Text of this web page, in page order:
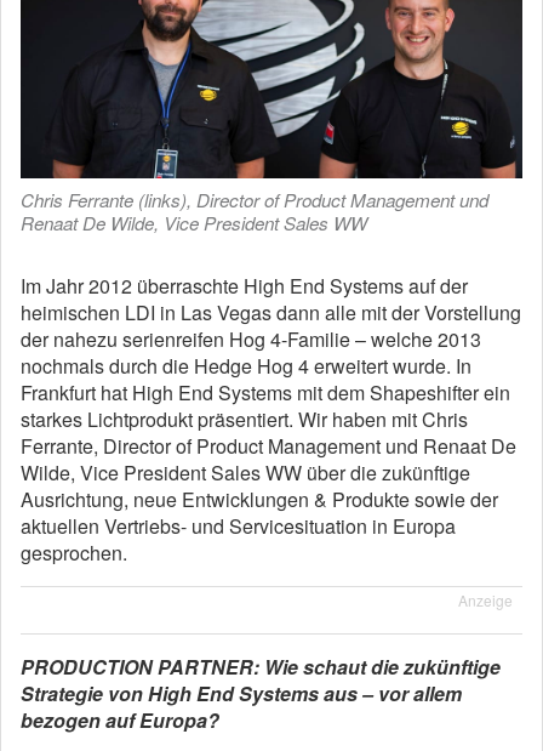
Chris Ferrante (links), Director of Product Management und
Renaat De Wilde, Vice President Sales WW
Im Jahr 2012 überraschte High End Systems auf der
heimischen LDI in Las Vegas dann alle mit der Vorstellung
der nahezu serienreifen Hog 4-Familie – welche 2013
nochmals durch die Hedge Hog 4 erweitert wurde. In
Frankfurt hat High End Systems mit dem Shapeshifter ein
starkes Lichtprodukt präsentiert. Wir haben mit Chris
Ferrante, Director of Product Management und Renaat De
Wilde, Vice President Sales WW über die zukünftige
Ausrichtung, neue Entwicklungen & Produkte sowie der
aktuellen Vertriebs- und Servicesituation in Europa
gesprochen.
Anzeige
PRODUCTION PARTNER: Wie schaut die zukünftige
Strategie von High End Systems aus – vor allem
bezogen auf Europa?